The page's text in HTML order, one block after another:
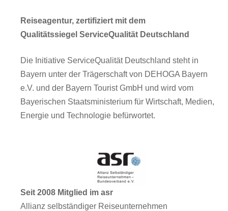
Reiseagentur, zertifiziert mit dem
Qualitätssiegel ServiceQualität Deutschland
Die Initiative ServiceQualität Deutschland steht in
Bayern unter der Trägerschaft von DEHOGA Bayern
e.V. und der Bayern Tourist GmbH und wird vom
Bayerischen Staatsministerium für Wirtschaft, Medien,
Energie und Technologie befürwortet.
Seit 2008 Mitglied im asr
Allianz selbständiger Reiseunternehmen